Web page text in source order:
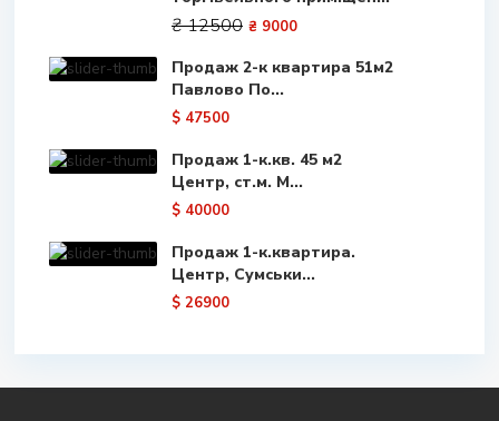
₴ 12500 ₴ 9000
Продаж 2-к квартира 51м2
Павлово По...
$ 47500
Продаж 1-к.кв. 45 м2
Центр, ст.м. М...
$ 40000
Продаж 1-к.квартира.
Центр, Сумськи...
$ 26900